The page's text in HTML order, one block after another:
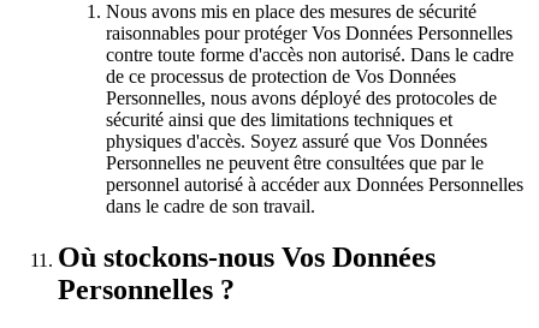
Nous avons mis en place des mesures de sécurité
raisonnables pour protéger Vos Données Personnelles
contre toute forme d'accès non autorisé. Dans le cadre
de ce processus de protection de Vos Données
Personnelles, nous avons déployé des protocoles de
sécurité ainsi que des limitations techniques et
physiques d'accès. Soyez assuré que Vos Données
Personnelles ne peuvent être consultées que par le
personnel autorisé à accéder aux Données Personnelles
dans le cadre de son travail.
Où stockons-nous Vos Données
Personnelles ?